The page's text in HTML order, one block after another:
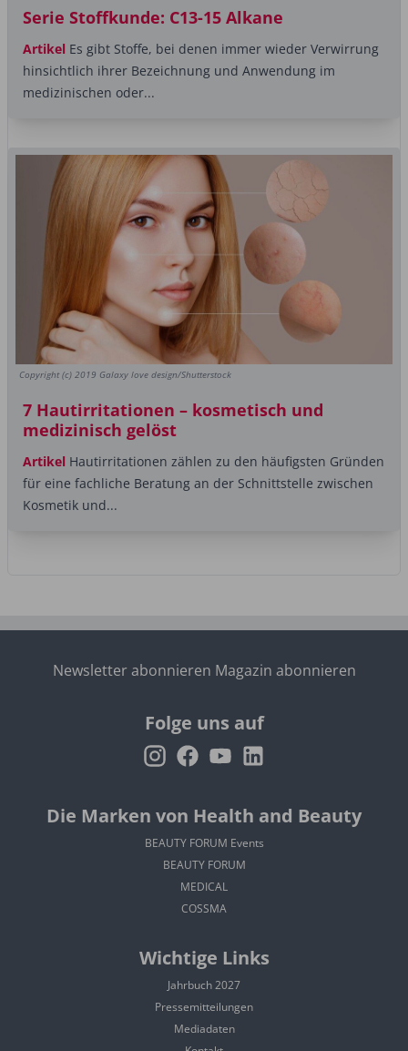
Serie Stoffkunde: C13-15 Alkane
Artikel Es gibt Stoffe, bei denen immer wieder Verwirrung
hinsichtlich ihrer Bezeichnung und Anwendung im
medizinischen oder...
Copyright (c) 2019 Galaxy love design/Shutterstock
7 Hautirritationen – kosmetisch und
medizinisch gelöst
Artikel Hautirritationen zählen zu den häufigsten Gründen
für eine fachliche Beratung an der Schnittstelle zwischen
Kosmetik und...
Newsletter abonnieren Magazin abonnieren
Folge uns auf
Die Marken von Health and Beauty
BEAUTY FORUM Events
BEAUTY FORUM
MEDICAL
COSSMA
Wichtige Links
Jahrbuch 2027
Pressemitteilungen
Mediadaten